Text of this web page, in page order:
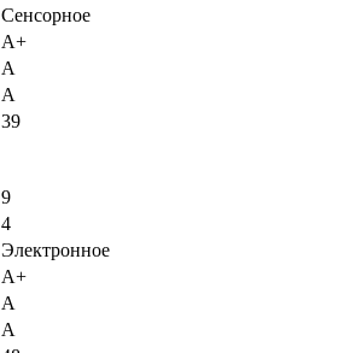
Сенсорное
А+
А
А
39
9
4
Электронное
А+
А
А